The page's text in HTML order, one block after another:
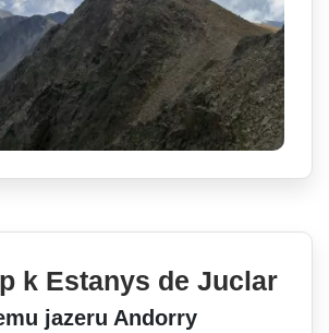
k Estanys de Juclar
jazeru Andorry